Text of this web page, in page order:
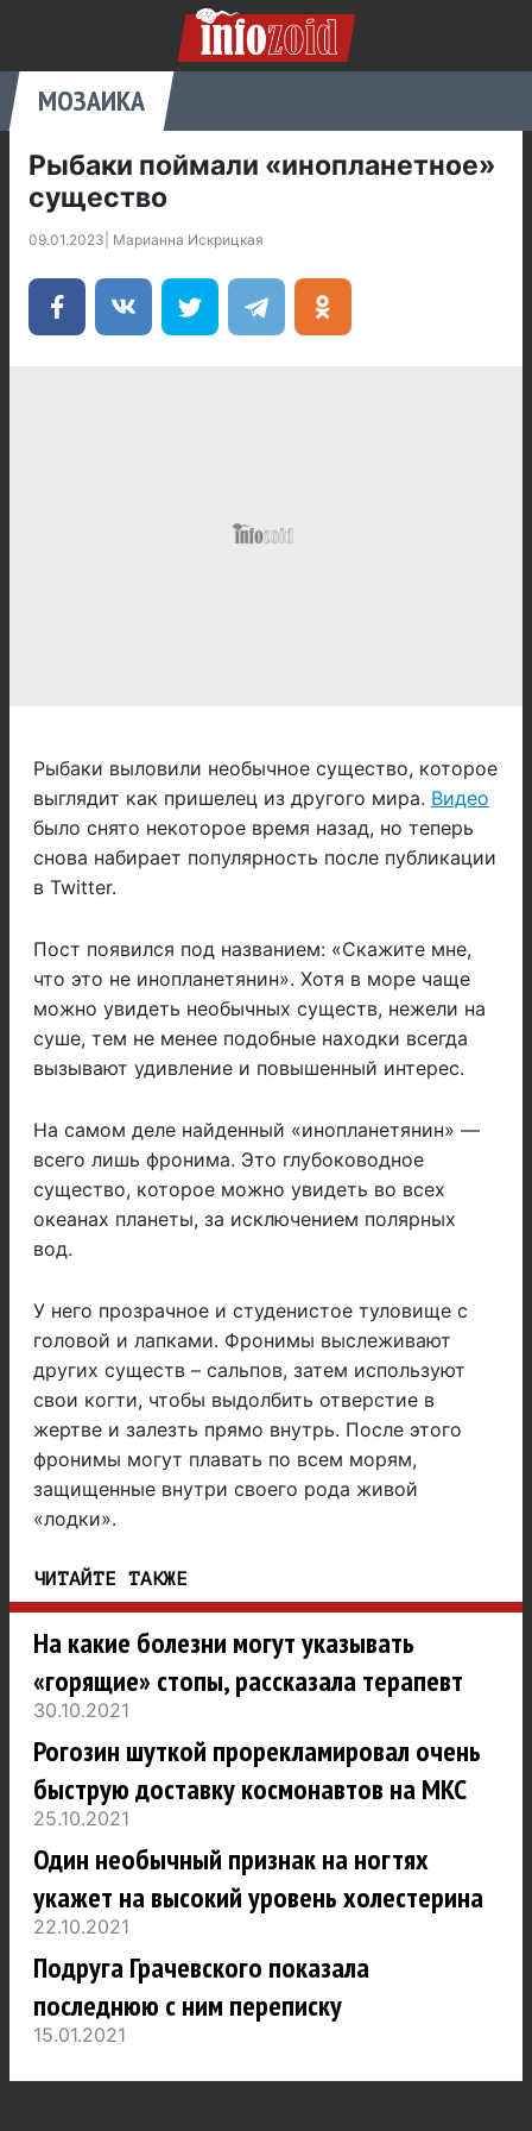
МОЗАИКА
Рыбаки поймали «инопланетное»
существо
09.01.2023 Марианна Искрицкая
Рыбаки выловили необычное существо, которое
выглядит как пришелец из другого мира. Видео
было снято некоторое время назад, но теперь
снова набирает популярность после публикации
в Twitter.
Пост появился под названием: «Скажите мне,
что это не инопланетянин». Хотя в море чаще
можно увидеть необычных существ, нежели на
суше, тем не менее подобные находки всегда
вызывают удивление и повышенный интерес.
На самом деле найденный «инопланетянин» —
всего лишь фронима. Это глубоководное
существо, которое можно увидеть во всех
океанах планеты, за исключением полярных
вод.
У него прозрачное и студенистое туловище с
головой и лапками. Фронимы выслеживают
других существ – сальпов, затем используют
свои когти, чтобы выдолбить отверстие в
жертве и залезть прямо внутрь. После этого
фронимы могут плавать по всем морям,
защищенные внутри своего рода живой
«лодки».
ЧИТАЙТЕ ТАКЖЕ
На какие болезни могут указывать
«горящие» стопы, рассказала терапевт
30.10.2021
Рогозин шуткой прорекламировал очень
быструю доставку космонавтов на МКС
25.10.2021
Один необычный признак на ногтях
укажет на высокий уровень холестерина
22.10.2021
Подруга Грачевского показала
последнюю с ним переписку
15.01.2021